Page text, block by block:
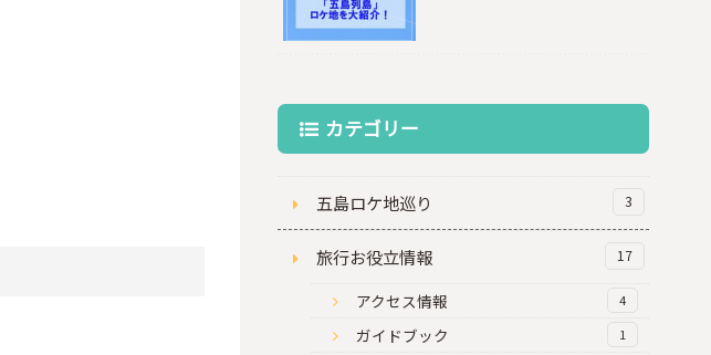
カテゴリー
五島ロケ地巡り 3
旅行お役立情報 17
アクセス情報 4
ガイドブック 1